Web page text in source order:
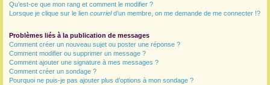
Qu’est-ce que mon rang et comment le modifier ?
Lorsque je clique sur le lien courrield’un membre, on me demande de me connecter !?
Problèmes liés à la publication de messages
Comment créer un nouveau sujet ou poster une réponse ?
Comment modifier ou supprimer un message ?
Comment ajouter une signature à mes messages ?
Comment créer un sondage ?
Pourquoi ne puis-je pas ajouter plus d’options à mon sondage ?